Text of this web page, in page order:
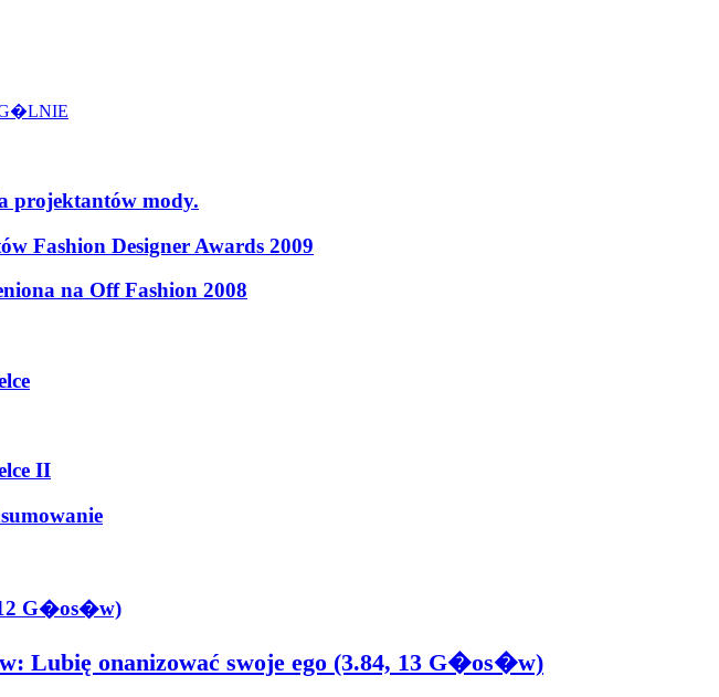
projektantów mody.
Fashion Designer Awards 2009
na Off Fashion 2008
II
G�os�w)
Lubię onanizować swoje ego (3.84, 13 G�os�w)